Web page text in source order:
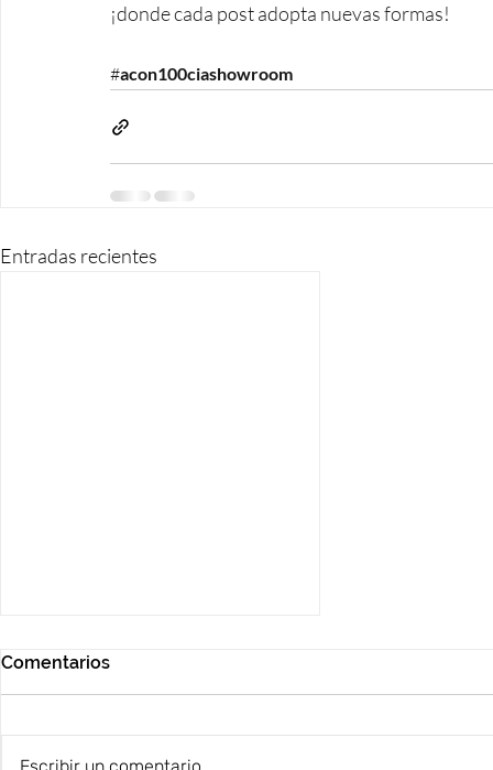
¡donde cada post adopta nuevas formas!
#acon100ciashowroom
Entradas recientes
¡Bienvenidos!
Comentarios